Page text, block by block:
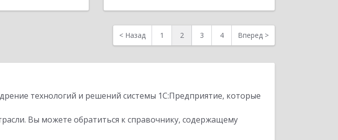
< Назад 1 2 3 4 Вперед >
технологий и решений системы 1С:Предприятие, которые
Вы можете обратиться к справочнику, содержащему